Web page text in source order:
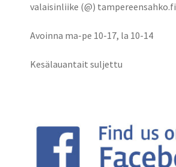
valaisinliike (@) tampereensahko.fi
Avoinna ma-pe 10-17, la 10-14
Kesälauantait suljettu